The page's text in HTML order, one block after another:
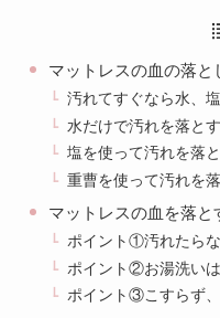
マットレスの血の落と
汚れてすぐなら水、
水だけで汚れを落と
塩を使って汚れを落
重曹を使って汚れを
マットレスの血を落と
ポイント①汚れたら
ポイント②お湯洗い
ポイント③こすらず